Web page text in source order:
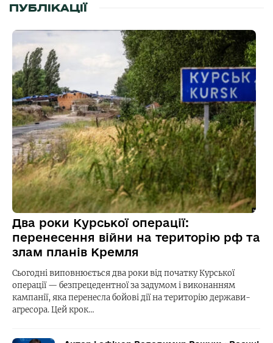
ПУБЛІКАЦІЇ
Два роки Курської операції:
перенесення війни на територію рф та
злам планів Кремля
Сьогодні виповнюється два роки від початку Курської
операції — безпрецедентної за задумом і виконанням
кампанії, яка перенесла бойові дії на територію держави-
агресора. Цей крок…